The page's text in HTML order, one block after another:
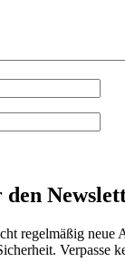
regelmäßig neue
Verpasse